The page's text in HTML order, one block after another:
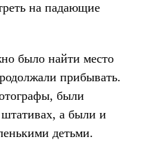
на падающие
было найти место
прибывать.
были
а были и
детьми.